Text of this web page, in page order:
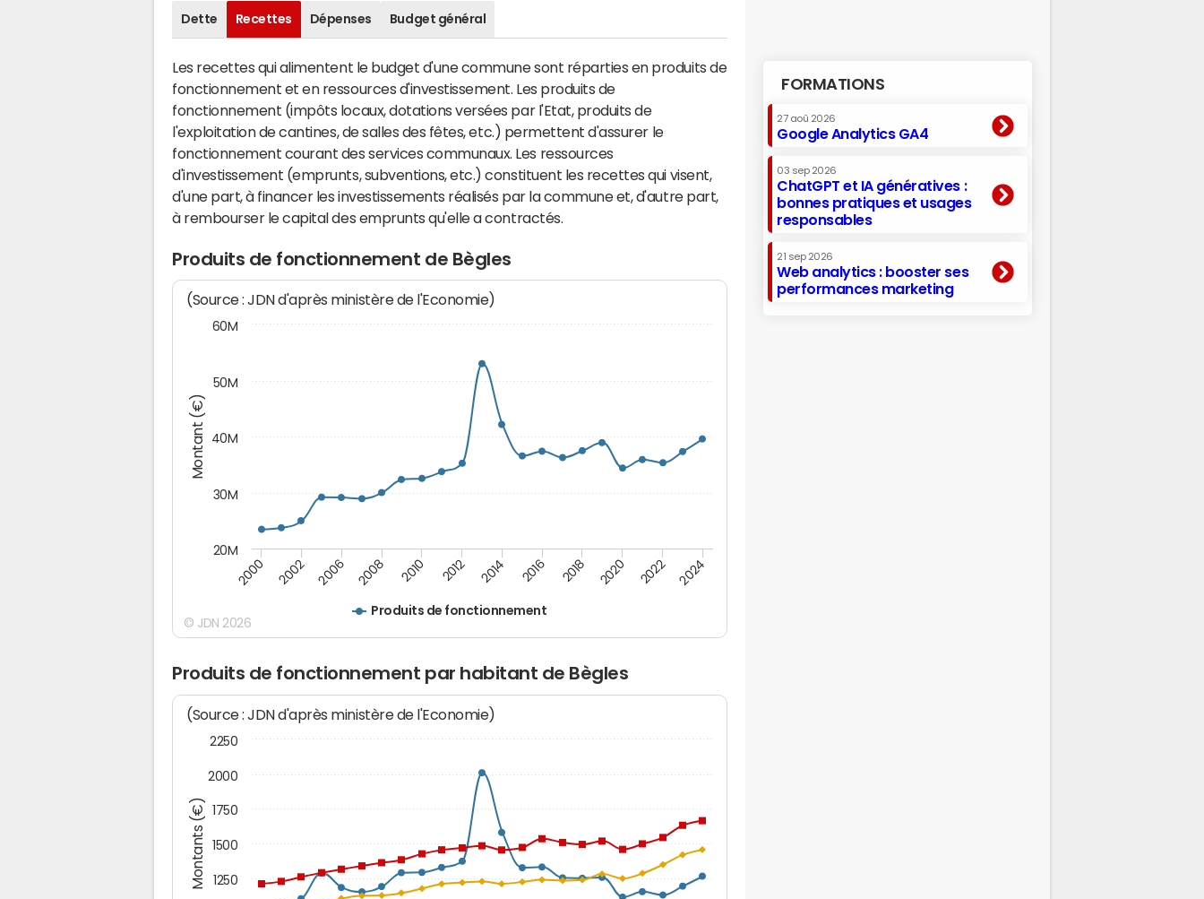
Dette Recettes Dépenses Budget général
Les recettes qui alimentent le budget d'une commune sont réparties en produits de
fonctionnement et en ressources d'investissement. Les produits de
fonctionnement (impôts locaux, dotations versées par l'Etat, produits de
l'exploitation de cantines, de salles des fêtes, etc.) permettent d'assurer le
fonctionnement courant des services communaux. Les ressources
d'investissement (emprunts, subventions, etc.) constituent les recettes qui visent,
d'une part, à financer les investissements réalisés par la commune et, d'autre part,
à rembourser le capital des emprunts qu'elle a contractés.
Produits de fonctionnement de Bègles
Montant (€)
(Source : JDN d'après ministère de l'Economie)
Produits de fonctionnement
2000 2002 2006 2008 2010 2012 2014 2016 2018 2020 2022 2024
20M
30M
40M
50M
60M
© JDN 2026
Produits de fonctionnement par habitant de Bègles
Montants (€)
(Source : JDN d'après ministère de l'Economie)
1250
1500
1750
2000
2250
FORMATIONS
27 aoû 2026
Google Analytics GA4
03 sep 2026
ChatGPT et IA génératives :
bonnes pratiques et usages
responsables
21 sep 2026
Web analytics : booster ses
performances marketing